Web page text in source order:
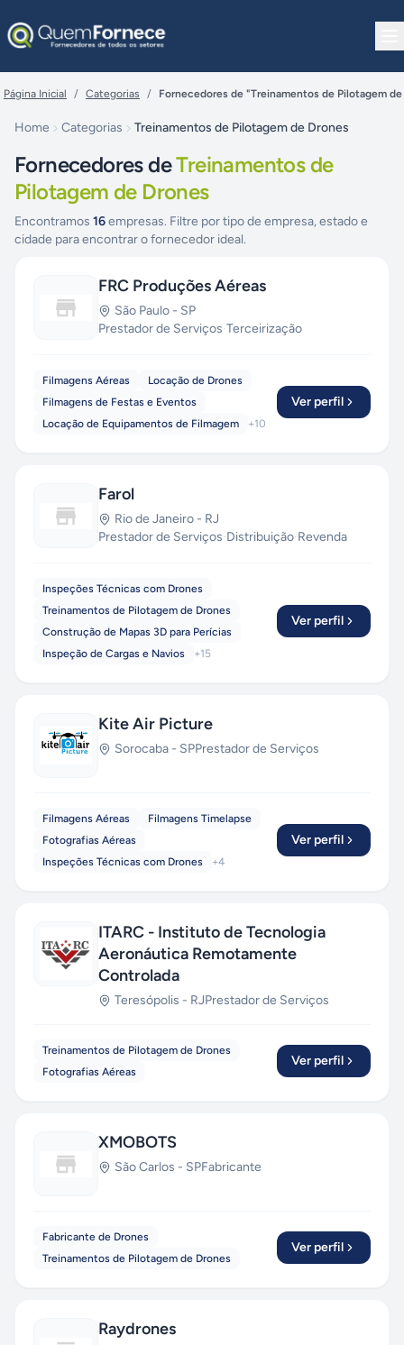
Página Inicial / Categorias / Fornecedores de "Treinamentos de Pilotagem
Home Categorias Treinamentos de Pilotagem de Drones
Fornecedores deTreinamentos de
Pilotagem de Drones
Encontramos 16empresas. Filtre por tipo de empresa, estado e
cidade para encontrar o fornecedor ideal.
FRC Produções Aéreas
São Paulo - SP
Prestador de Serviços·Terceirização
Filmagens Aéreas
Locação de Drones
Filmagens de Festas e Eventos
Locação de Equipamentos de Filmagem
+10
Ver perfil
Farol
Rio de Janeiro - RJ
Prestador de Serviços·Distribuição·Revenda
Inspeções Técnicas com Drones
Treinamentos de Pilotagem de Drones
Construção de Mapas 3D para Perícias
Inspeção de Cargas e Navios
+15
Ver perfil
Kite Air Picture
Sorocaba - SPPrestador de Serviços
Filmagens Aéreas
Filmagens Timelapse
Fotografias Aéreas
Inspeções Técnicas com Drones
+4
Ver perfil
ITARC - Instituto de Tecnologia
Aeronáutica Remotamente
Controlada
Teresópolis - RJPrestador de Serviços
Treinamentos de Pilotagem de Drones
Fotografias Aéreas
Ver perfil
XMOBOTS
São Carlos - SPFabricante
Fabricante de Drones
Treinamentos de Pilotagem de Drones
Ver perfil
Raydrones